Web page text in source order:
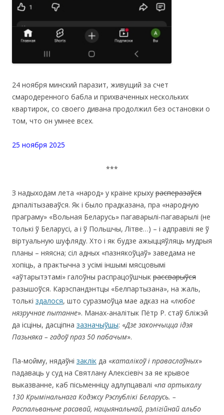
24 ноября минский паразит, живущий за счет
смародеренного бабла и прихваченных нескольких
квартирок, со своего дивана продолжил без остановки о
том, что он умнее всех.
25 ноября 2025
***
З надыходам лета «народ» у краіне крыху расперазаўся
дэпалітызаваўся. Як і было прадказана, пра «народную
праграму» «Вольная Беларусь» пагаварылі-пагаварылі (не
толькі ў Беларусі, а і ў Польшчы, Літве…) – і адправілі яе ў
віртуальную шуфляду. Хто і як будзе ажыццяўляць мудрыя
планы – няясна; сіл адных «пазнякоўцаў» заведама не
хопіць, а практычна з усімі іншымі мясцовымі
«аўтарытэтамі» галоўны распрацоўшчык рассварыўся
разышоўся. Карэспандэнтцы «Белпартызана», на жаль,
толькі здалося, што суразмоўца мае адказ на «любое
нязручнае пытанне». Манах-аналітык Пётр Р. стаў бліжэй
да ісціны, дасціпна зазначыўшы: «Дзе закончыцца ідэя
Пазьняка – гадоў праз 50 пабачым».
Па-мойму, нядаўні заклік да «каталікоў і праваслаўных»
падаваць у суд на Святлану Алексіевіч за яе крывое
выказванне, каб пісьменніцу адлупцавалі «па артыкалу
130 Крымінальнага Кодэксу Рэспублікі Беларусь. –
Распальваньне расавай, нацыянальнай, рэлігійнай альбо